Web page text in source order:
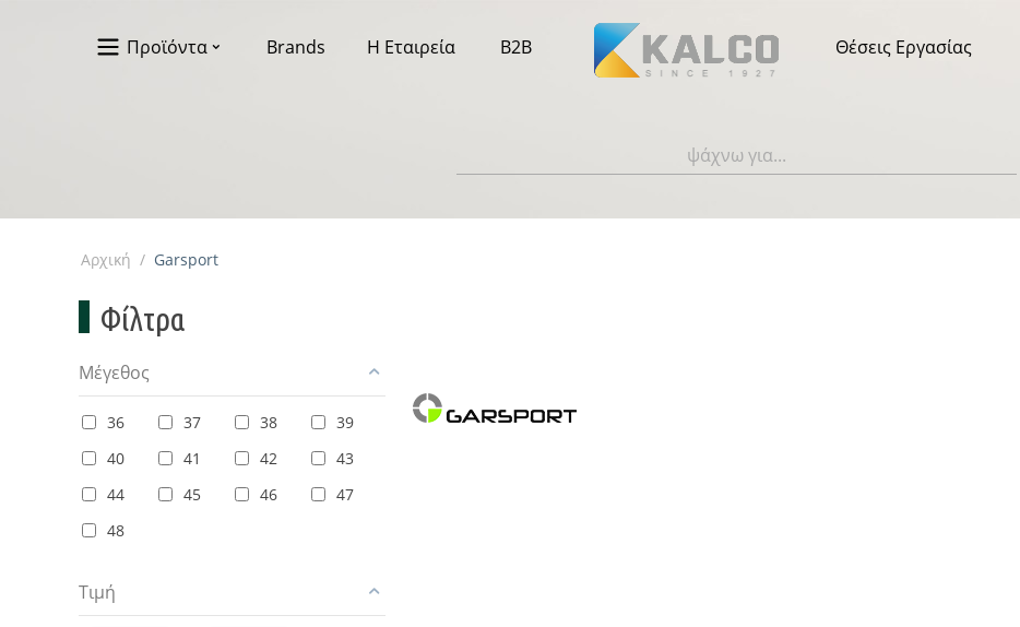
Προϊόντα Brands Η Εταιρεία B2B Θέσεις Εργασίας
Αρχική / Garsport
Φίλτρα
Μέγεθος
36 37 38
39
40
41 42
43
44
45 46
47
48
Τιμή